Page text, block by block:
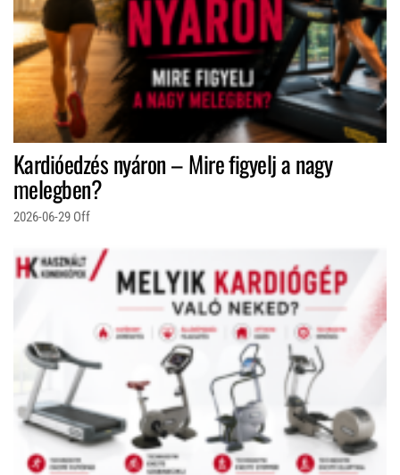
Kardióedzés nyáron – Mire figyelj a nagy
melegben?
2026-06-29 Off